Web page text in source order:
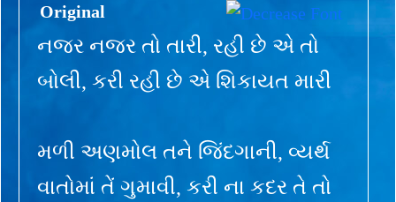
Original
નજર નજર તો તારી, રહી છે એ તો
બોલી, કરી રહી છે એ શિકાયત મારી
મળી અણમોલ તને જિંદગાની, વ્યર્થ
વાતોમાં તેં ગુમાવી, કરી ના કદર તે તો